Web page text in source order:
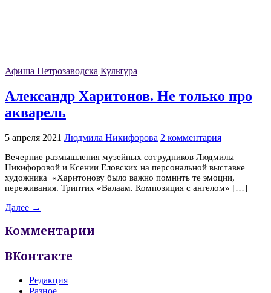
Афиша Петрозаводска Культура
Александр Харитонов. Не только про
акварель
5 апреля 2021 Людмила Никифорова 2 комментария
Вечерние размышления музейных сотрудников Людмилы
Никифоровой и Ксении Еловских на персональной выставке
художника «Харитонову было важно помнить те эмоции,
переживания. Триптих «Валаам. Композиция с ангелом» […]
Далее →
Комментарии
ВКонтакте
Редакция
Разное